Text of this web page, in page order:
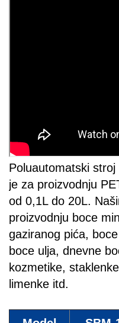
Poluautomatski
je za proizvodnju
od 0,1L do 20L.
proizvodnju boce
gaziranog pića,
boce ulja, dnevne
kozmetike,
limenke itd.